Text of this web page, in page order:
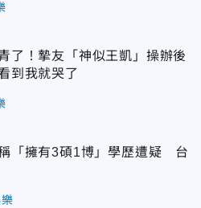
了！摯友「神似王凱」操辦後
到我就哭了
「擁有3碩1博」學歷遭疑 台